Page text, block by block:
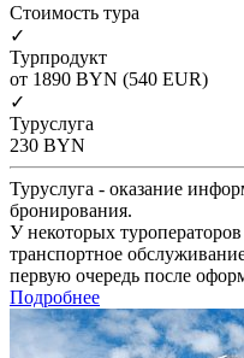
Cтоимость тура
✓
Турпродукт
от 1890 BYN (540 EUR)
✓
Туруслуга
230 BYN
Туруслуга - оказание
бронирования.
У некоторых
транспортное
первую очередь после
Подробнее